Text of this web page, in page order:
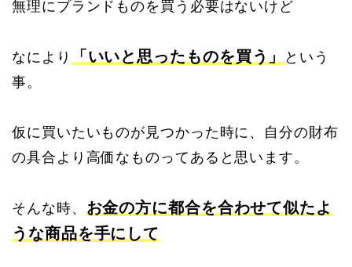
無理にブランドものを買う必要はないけど
なにより 「いいと思ったものを買う」
という
事。
仮に買いたいものが見つかった時に、自分の財布
の具合より高価なものってあると思います。
そんな時、 お金の方に都合を合わせて似たよ
うな商品を手にして